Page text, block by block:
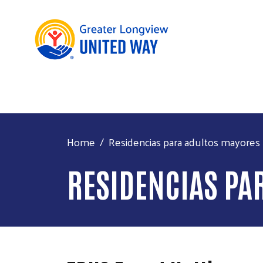
Home Residencias para adultos mayores
RESIDENCIAS